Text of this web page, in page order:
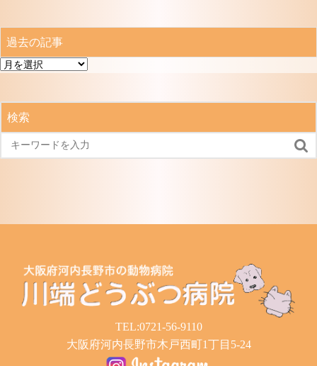
過去の記事
過
記
検索

TEL:0721-56-9110
大阪府河内長野市木戸西町1丁目5-24